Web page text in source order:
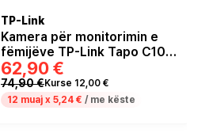
TP-Link
Kamera për monitorimin e
fëmijëve TP-Link Tapo C100
Wi-Fi Indoor 1x microSD Slot
(deri 128GB) - Bardhë
62,90 €
74,90 €Kurse 12,00 €
12 muaj x 5,24 € / me këste